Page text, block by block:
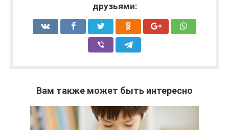
друзьями:
Вам также может быть интересно